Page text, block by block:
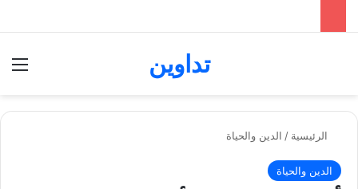
تداوين
الرئيسية / الدين والحياة
الدين والحياة